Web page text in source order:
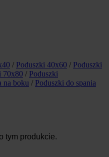
/ Poduszki 40x60 / Poduszki
70x80 / Poduszki
na boku / Poduszki do spania
tym produkcie.